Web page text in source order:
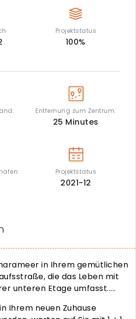
Projektstatus
100%
Entfernung zum Zentrum:
25 Minutes
Projektstatus
2021-12
in Ihrem gemütlichen
die das Leben mit
unteren Etage umfasst.....
Ihrem neuen Zuhause